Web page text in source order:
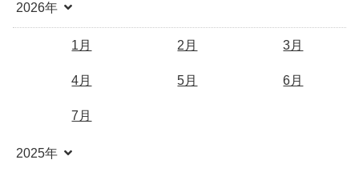
2026年
1月 2月 3月
4月 5月 6月
7月
2025年